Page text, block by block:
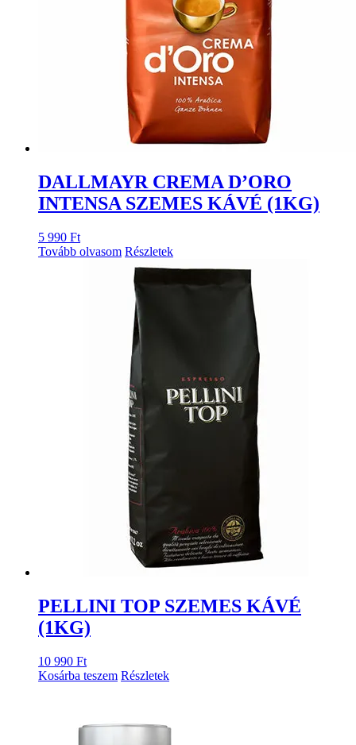
DALLMAYR CREMA D’ORO
INTENSA SZEMES KÁVÉ (1KG)
5 990 Ft
Tovább olvasom Részletek
PELLINI TOP SZEMES KÁVÉ
(1KG)
10 990 Ft
Kosárba teszem Részletek